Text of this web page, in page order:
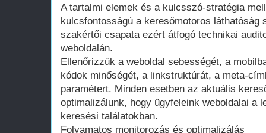
A tartalmi elemek és a kulcsszó-stratégia
kulcsfontosságú a keresőmotoros láthatóság
szakértői csapata ezért átfogó technikai
weboldalán.
Ellenőrizzük a weboldal sebességét, a
kódok minőségét, a linkstruktúrát, a meta-
paramétert. Minden esetben az aktuális
optimalizálunk, hogy ügyfeleink weboldalai a
keresési találatokban.
Folyamatos monitorozás és optimalizálás